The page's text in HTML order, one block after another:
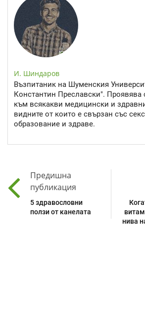
И. Шиндаров
Възпитаник на Шуменския
Константин Преславски". Проявява
към всякакви медицински и
видните от които е свързан със
образование и здраве.
Предишна
публикация
5 здравословни
ползи от канелата
нива